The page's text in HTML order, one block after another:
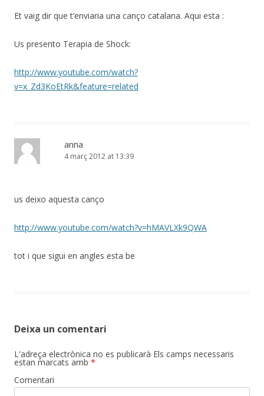
Et vaig dir que t’enviaria una canço catalana. Aqui esta :
Us presento Terapia de Shock:
http://www.youtube.com/watch?
v=x_Zd3KoEtRk&feature=related
anna
4 març 2012 at 13:39
us deixo aquesta canço
http://www.youtube.com/watch?v=hMAVLXk9QWA
tot i que sigui en angles esta be
Deixa un comentari
L'adreça electrònica no es publicarà Els camps necessaris
estan marcats amb *
Comentari